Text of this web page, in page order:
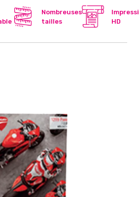
Nombreuses
tailles
HD